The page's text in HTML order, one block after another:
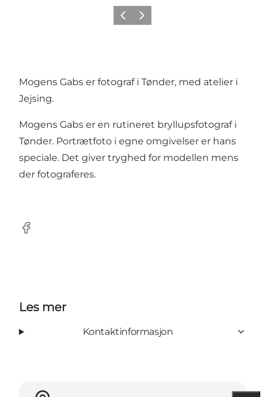
ForrigeNeste
Mogens Gabs er fotograf i Tønder, med atelier i
Jejsing.
Mogens Gabs er en rutineret bryllupsfotograf i
Tønder. Portrætfoto i egne omgivelser er hans
speciale. Det giver tryghed for modellen mens
der fotograferes.
Facebook
Les mer
Kontaktinformasjon